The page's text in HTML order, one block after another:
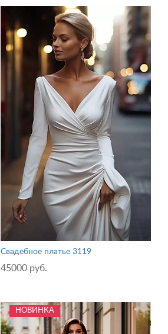
Свадебное платье 3119
45000 руб.
НОВИНКА